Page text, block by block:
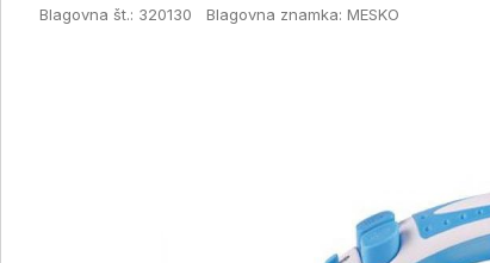
Blagovna št.: 320130 Blagovna znamka: MESKO